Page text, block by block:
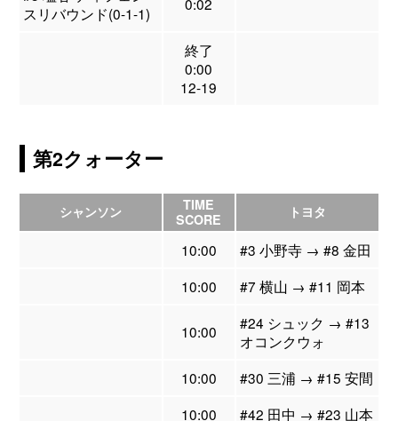
スリバウンド(0-1-1)
終了
0:00
12-19
第2クォーター
シャンソン
TIME
SCORE
トヨタ
10:00
#3 小野寺 → #8 金田
10:00
#7 横山 → #11 岡本
10:00
#24 シュック → #13
オコンクウォ
10:00
#30 三浦 → #15 安間
10:00
#42 田中 → #23 山本